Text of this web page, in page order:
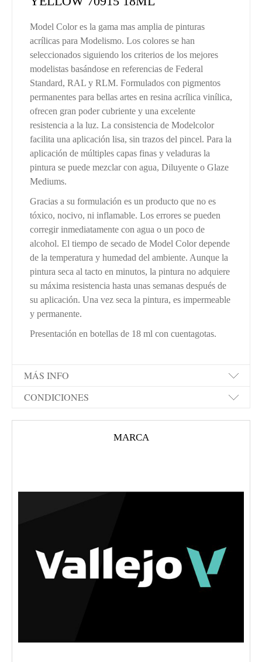
Model Color es la gama mas amplia de pinturas
acrílicas para Modelismo. Los colores se han
seleccionados siguiendo los criterios de los mejores
modelistas basándose en referencias de Federal
Standard, RAL y RLM. Formulados con pigmentos
permanentes para bellas artes en resina acrílica vinílica,
ofrecen gran poder cubriente y una excelente
resistencia a la luz. La consistencia de Modelcolor
facilita una aplicación lisa, sin trazos del pincel. Para la
aplicación de múltiples capas finas y veladuras la
pintura se puede mezclar con agua, Diluyente o Glaze
Mediums.
Gracias a su formulación es un producto que no es
tóxico, nocivo, ni inflamable. Los errores se pueden
corregir inmediatamente con agua o un poco de
alcohol. El tiempo de secado de Model Color depende
de la temperatura y humedad del ambiente. Aunque la
pintura seca al tacto en minutos, la pintura no adquiere
su máxima resistencia hasta unas semanas después de
su aplicación. Una vez seca la pintura, es impermeable
y permanente.
Presentación en botellas de 18 ml con cuentagotas.
MÁS INFO
CONDICIONES
MARCA